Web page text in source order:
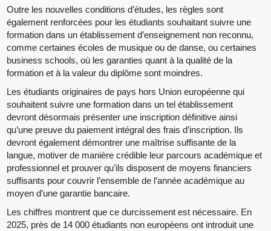
Outre les nouvelles conditions d’études, les règles sont
également renforcées pour les étudiants souhaitant suivre une
formation dans un établissement d’enseignement non reconnu,
comme certaines écoles de musique ou de danse, ou certaines
business schools, où les garanties quant à la qualité de la
formation et à la valeur du diplôme sont moindres.
Les étudiants originaires de pays hors Union européenne qui
souhaitent suivre une formation dans un tel établissement
devront désormais présenter une inscription définitive ainsi
qu’une preuve du paiement intégral des frais d’inscription. Ils
devront également démontrer une maîtrise suffisante de la
langue, motiver de manière crédible leur parcours académique et
professionnel et prouver qu’ils disposent de moyens financiers
suffisants pour couvrir l’ensemble de l’année académique au
moyen d’une garantie bancaire.
Les chiffres montrent que ce durcissement est nécessaire. En
2025, près de 14 000 étudiants non européens ont introduit une